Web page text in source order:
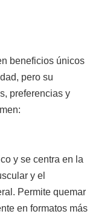
beneficios únicos
pero su
preferencias y
y se centra en la
y el
Permite quemar
en formatos más